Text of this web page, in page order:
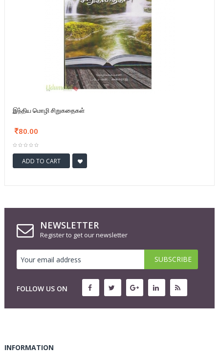
இந்திய மொழி சிறுகதைகள்
80.00
ADD TO CART
NEWSLETTER
Register to get our newsletter
FOLLOW US ON
INFORMATION